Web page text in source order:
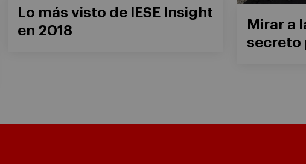
Lo más visto de IESE Insight
en 2018
Mirar a
secreto